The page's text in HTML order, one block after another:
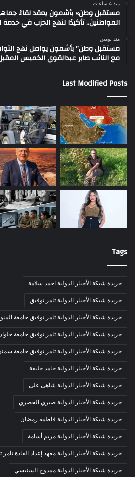
منذ 4 ساعات
مستقبل وطن» بأشمون يعقد لقاءً
المواطنين.. تأكيدًا لنهج الحزب في خدمة
منذ يومين
مستقبل وطن” بأشمون يواصل نهج
مع النائب صابر عبدالقوي الخميس
Last Modified Posts
Tags
جريدة شبكة الأخبار الدولية احمد سلامة
جريدة شبكة الأخبار الدولية تامر توفيق
جريدة شبكة الأخبار الدولية تامر توفيق جامعة
جريدة شبكة الأخبار الدولية تامر توفيق جامعة
جريدة شبكة الأخبار الدولية تامر توفيق جامعة
جريدة شبكة الأخبار الدولية حامد خليفة
جريدة شبكة الأخبار الدولية شاهى على
جريدة شبكة الأخبار الدولية صبري الحصري
جريدة شبكة الأخبار الدولية فاطمه رمضان
جريدة شبكة الأخبار الدولية مريم أسامة
جريدة شبكة الأخبار الدولية معهد إعداد القادة تامر
جريدة شبكة الأخبار الدولية ممدوح السنبسي